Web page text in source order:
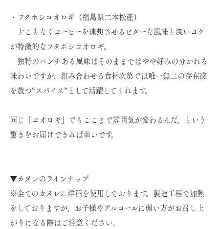
・フタホシコオロギ（福島県二本松産）
どことなくコーヒーを連想させるビターな風味と深いコク
が特徴的なフタホシコオロギ。
独特のパンチある風味はそのままではやや好みの分かれる
味わいですが、組み合わせる食材次第では唯一無二の存在感
を放つ“スパイス”として活躍してくれます。
同じ「コオロギ」でもここまで雰囲気が変わるんだ、という
驚きをお届けできれば幸いです。
▼カヌレのラインナップ
※全てのカヌレに洋酒を使用しております。製造工程で加熱
をしておりますが、お子様やアルコールに弱い方がお召し上
がりになる際はご注意ください。